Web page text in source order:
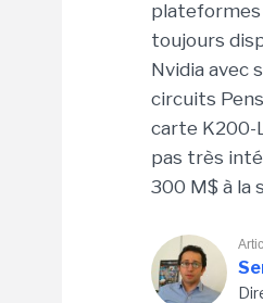
plateformes
toujours
Nvidia avec
circuits
carte K200-
pas très
300 M$ à la